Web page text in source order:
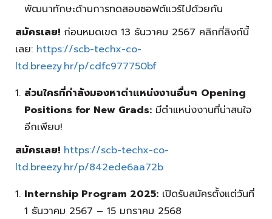
พัฒนาทักษะด้านการทดสอบซอฟต์แวร์ไปด้วยกัน
สมัครเลย! ก่อนหมดเขต 13 ธันวาคม 2567 คลิกที่ลิงก์นี้
เลย: https://scb-techx-co-
ltd.breezy.hr/p/cdfc977750bf
ส่วนใครที่กำลังมองหาตำแหน่งงานอื่นๆ Opening
Positions for New Grads: มีตำแหน่งงานที่น่าสนใจ
อีกเพียบ!
สมัครเลย! https://scb-techx-co-
ltd.breezy.hr/p/842ede6aa72b
Internship Program 2025: เปิดรับสมัครตั้งแต่วันที่
1 ธันวาคม 2567 – 15 มกราคม 2568